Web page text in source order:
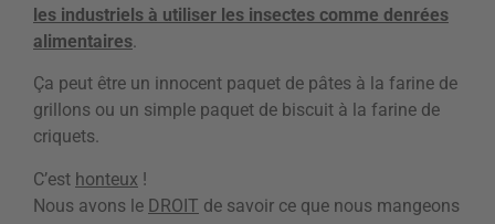
les industriels à utiliser les insectes comme denrées
alimentaires.
Ça peut être un innocent paquet de pâtes à la farine de
grillons ou un simple paquet de biscuit à la farine de
criquets.
C’est honteux !
Nous avons le DROIT de savoir ce que nous mangeons